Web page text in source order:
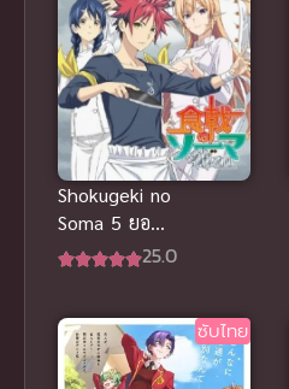
Shokugeki no
Soma 5 ยอด
นักปรุงโซมะ25.0
ซับไทย